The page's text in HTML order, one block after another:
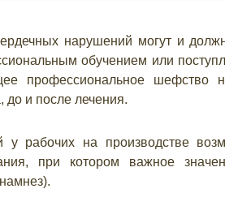
нарушений могут и
обучением или
профессиональное шефство
и после лечения.
у рабочих на производстве
при котором важное